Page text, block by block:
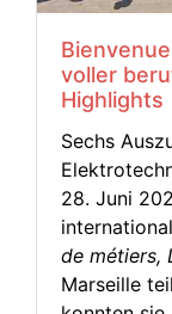
voller
Highlights
Sechs
28. Juni
de métiers,
Marseille